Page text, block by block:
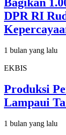
DPR RI
1 bulan yang lalu
EKBIS
Produksi
Lampaui
1 bulan yang lalu